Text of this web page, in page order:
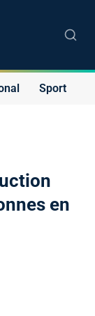
Sport
en